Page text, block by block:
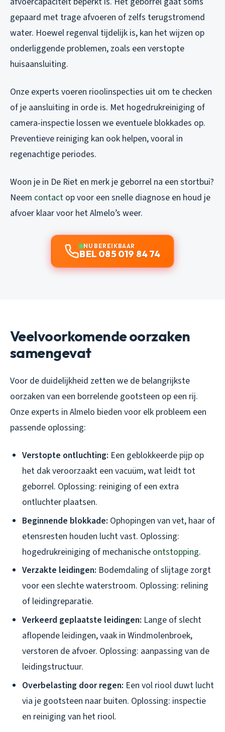
gepaard met trage afvoeren of zelfs terugstromend
water. Hoewel regenval tijdelijk is, kan het wijzen op
onderliggende problemen, zoals een verstopte
huisaansluiting.
Onze experts voeren rioolinspecties uit om te checken
of je aansluiting in orde is. Met hogedrukreiniging of
camera-inspectie lossen we eventuele blokkades op.
Preventieve reiniging kan ook helpen, vooral in
regenachtige periodes.
Woon je in De Riet en merk je geborrel na een stortbui?
Neem contact op voor een snelle diagnose en houd je
afvoer klaar voor het Almelo’s weer.
NU BEREIKBAAR
BEL 085 019 84 74
Veelvoorkomende oorzaken
samengevat
Voor de duidelijkheid zetten we de belangrijkste
oorzaken van een borrelende gootsteen op een rij.
Onze experts in Almelo bieden voor elk probleem een
passende oplossing:
Verstopte ontluchting: Een geblokkeerde pijp op
het dak veroorzaakt een vacuüm, wat leidt tot
geborrel. Oplossing: reiniging of een extra
ontluchter plaatsen.
Beginnende blokkade: Ophopingen van vet, haar of
etensresten houden lucht vast. Oplossing:
hogedrukreiniging of mechanische ontstopping.
Verzakte leidingen: Bodemdaling of slijtage zorgt
voor een slechte waterstroom. Oplossing: relining
of leidingreparatie.
Verkeerd geplaatste leidingen: Lange of slecht
aflopende leidingen, vaak in Windmolenbroek,
verstoren de afvoer. Oplossing: aanpassing van de
leidingstructuur.
Overbelasting door regen: Een vol riool duwt lucht
via je gootsteen naar buiten. Oplossing: inspectie
en reiniging van het riool.